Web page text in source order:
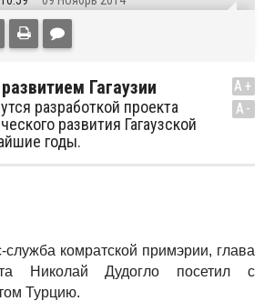
Гагаузии
разработкой проекта
развития Гагаузской
годы.
A+
A-
комратской примэрии, глава
Николай Дудогло посетил с
Турцию.